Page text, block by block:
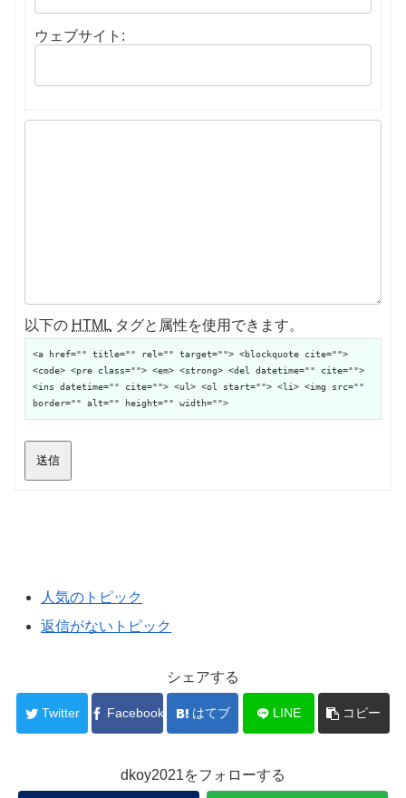
ウェブサイト:
以下の HTML タグと属性を使用できます。
<a href="" title="" rel="" target=""> <blockquote cite="">
<code> <pre class=""> <em> <strong> <del datetime="" cite="">
<ins datetime="" cite=""> <ul> <ol start=""> <li> <img src=""
border="" alt="" height="" width="">
送信
人気のトピック
返信がないトピック
シェアする
Twitter Facebook はてブ LINE コピー
dkoy2021をフォローする